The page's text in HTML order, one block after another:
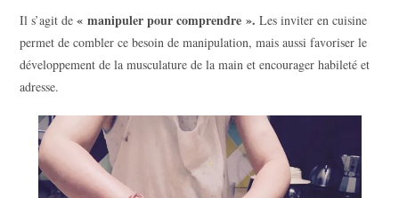
Il s’agit de« manipuler pour comprendre ». Les inviter en cuisine
permet de combler ce besoin de manipulation, mais aussi favoriser le
développement de la musculature de la main et encourager habileté et
adresse.